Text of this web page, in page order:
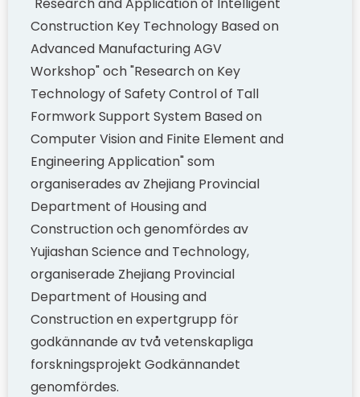
Construction Key Technology Based on
Advanced Manufacturing AGV
Workshop" och "Research on Key
Technology of Safety Control of Tall
Formwork Support System Based on
Computer Vision and Finite Element and
Engineering Application" som
organiserades av Zhejiang Provincial
Department of Housing and
Construction och genomfördes av
Yujiashan Science and Technology,
organiserade Zhejiang Provincial
Department of Housing and
Construction en expertgrupp för
godkännande av två vetenskapliga
forskningsprojekt Godkännandet
genomfördes.